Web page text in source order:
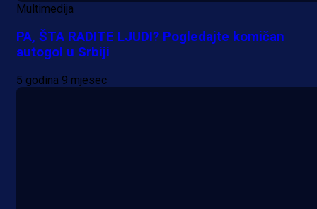
Multimedija
PA, ŠTA RADITE LJUDI? Pogledajte komičan
autogol u Srbiji
5 godina 9 mjesec